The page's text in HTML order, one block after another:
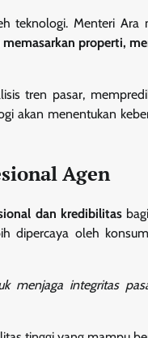
teknologi. Menteri
properti,
tren pasar,
akan menentukan
Agen
dan kredibilitas
dipercaya oleh
menjaga integritas